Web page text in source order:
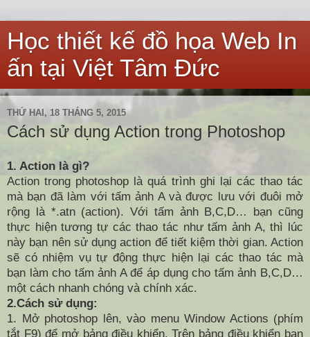
Học thiết kế đồ họa Web In
ấn tại Việt Tâm Đức
THỨ HAI, 18 THÁNG 5, 2015
Cách sử dụng Action trong Photoshop
1. Action là gì?
Action trong photoshop là quá trình ghi lại các thao tác
mà bạn đã làm với tấm ảnh A và được lưu với đuôi mở
rộng là *.atn (action). Với tấm ảnh B,C,D… bạn cũng
thực hiện tương tự các thao tác như tấm ảnh A, thì lúc
này bạn nên sử dụng action để tiết kiệm thời gian. Action
sẽ có nhiệm vụ tự động thực hiện lại các thao tác mà
bạn làm cho tấm ảnh A để áp dụng cho tấm ảnh B,C,D…
một cách nhanh chóng và chính xác.
2.Cách sử dụng:
1. Mở photoshop lên, vào menu Window Actions (phím
tắt F9) để mở bảng điều khiển. Trên bảng điều khiển bạn